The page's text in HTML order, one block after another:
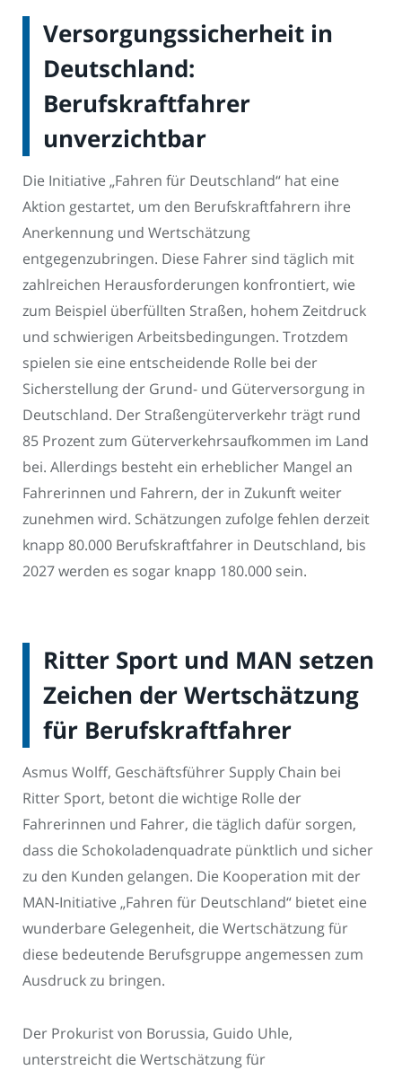
Versorgungssicherheit in
Deutschland:
Berufskraftfahrer
unverzichtbar
Die Initiative „Fahren für Deutschland“ hat eine
Aktion gestartet, um den Berufskraftfahrern ihre
Anerkennung und Wertschätzung
entgegenzubringen. Diese Fahrer sind täglich mit
zahlreichen Herausforderungen konfrontiert, wie
zum Beispiel überfüllten Straßen, hohem Zeitdruck
und schwierigen Arbeitsbedingungen. Trotzdem
spielen sie eine entscheidende Rolle bei der
Sicherstellung der Grund- und Güterversorgung in
Deutschland. Der Straßengüterverkehr trägt rund
85 Prozent zum Güterverkehrsaufkommen im Land
bei. Allerdings besteht ein erheblicher Mangel an
Fahrerinnen und Fahrern, der in Zukunft weiter
zunehmen wird. Schätzungen zufolge fehlen derzeit
knapp 80.000 Berufskraftfahrer in Deutschland, bis
2027 werden es sogar knapp 180.000 sein.
Ritter Sport und MAN setzen
Zeichen der Wertschätzung
für Berufskraftfahrer
Asmus Wolff, Geschäftsführer Supply Chain bei
Ritter Sport, betont die wichtige Rolle der
Fahrerinnen und Fahrer, die täglich dafür sorgen,
dass die Schokoladenquadrate pünktlich und sicher
zu den Kunden gelangen. Die Kooperation mit der
MAN-Initiative „Fahren für Deutschland“ bietet eine
wunderbare Gelegenheit, die Wertschätzung für
diese bedeutende Berufsgruppe angemessen zum
Ausdruck zu bringen.
Der Prokurist von Borussia, Guido Uhle,
unterstreicht die Wertschätzung für